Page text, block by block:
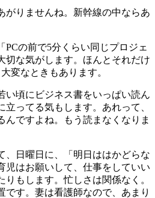
がりませんね。新幹線の中ならあ
PCの前で5分くらい同じプロジェ
切な気がします。ほんとそれだけ
変なときもあります。
い頃にビジネス書をいっぱい読ん
ってる気もします。あれって、
んですよね。もう読まなくなりま
、日曜日に、「明日ははかどらな
児はお願いして、仕事をしていい
もします。忙しさは関係なく。
です。妻は看護師なので、あまり